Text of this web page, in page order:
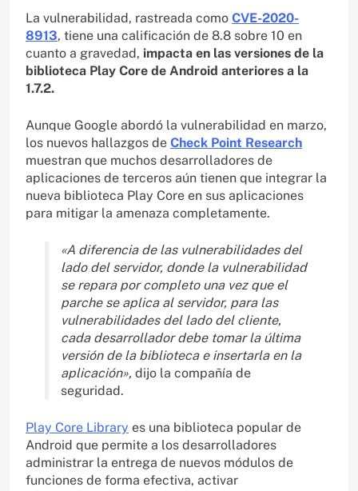
La vulnerabilidad, rastreada como CVE-2020-
8913, tiene una calificación de 8.8 sobre 10 en
cuanto a gravedad, impacta en las versiones de la
biblioteca Play Core de Android anteriores a la
1.7.2.
Aunque Google abordó la vulnerabilidad en marzo,
los nuevos hallazgos de Check Point Research
muestran que muchos desarrolladores de
aplicaciones de terceros aún tienen que integrar la
nueva biblioteca Play Core en sus aplicaciones
para mitigar la amenaza completamente.
«A diferencia de las vulnerabilidades del
lado del servidor, donde la vulnerabilidad
se repara por completo una vez que el
parche se aplica al servidor, para las
vulnerabilidades del lado del cliente,
cada desarrollador debe tomar la última
versión de la biblioteca e insertarla en la
aplicación», dijo la compañía de
seguridad.
Play Core Library es una biblioteca popular de
Android que permite a los desarrolladores
administrar la entrega de nuevos módulos de
funciones de forma efectiva, activar